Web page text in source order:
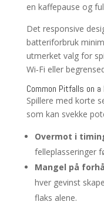
en kaffepause og
Det responsive
batteriforbruk
utmerket valg for
Wi‑Fi eller
Common Pitfalls on a
Spillere med korte
som kan svekke
Overmot i
felleplasseringer
Mangel på
hver gevinst
flaks alene.